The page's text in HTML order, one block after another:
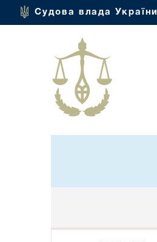
Судова влада України